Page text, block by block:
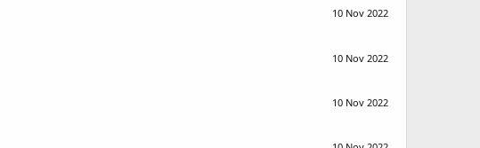
10 Nov 2022
10 Nov 2022
10 Nov 2022